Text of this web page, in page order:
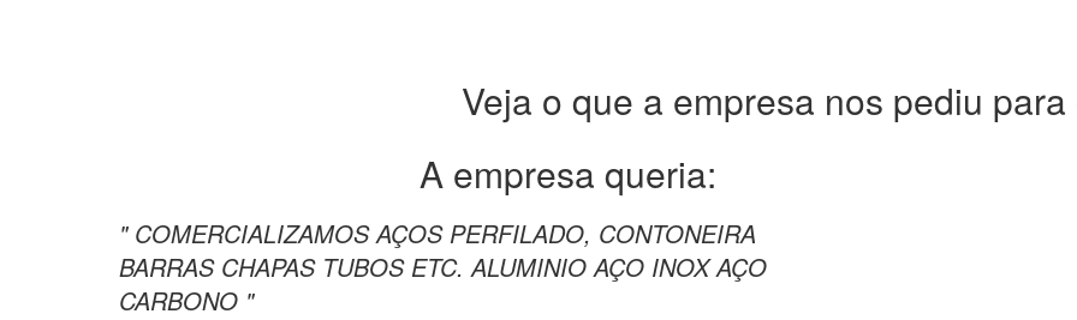
Veja o que a empresa nos pediu para
A empresa queria:
" COMERCIALIZAMOS AÇOS PERFILADO, CONTONEIRA
BARRAS CHAPAS TUBOS ETC. ALUMINIO AÇO INOX AÇO
CARBONO "